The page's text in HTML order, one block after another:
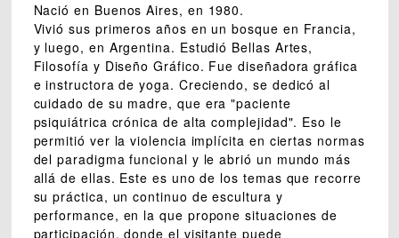
Nació en Buenos Aires, en 1980.
Vivió sus primeros años en un bosque en Francia,
y luego, en Argentina. Estudió Bellas Artes,
Filosofía y Diseño Gráfico. Fue diseñadora gráfica
e instructora de yoga. Creciendo, se dedicó al
cuidado de su madre, que era "paciente
psiquiátrica crónica de alta complejidad". Eso le
permitió ver la violencia implícita en ciertas normas
del paradigma funcional y le abrió un mundo más
allá de ellas. Este es uno de los temas que recorre
su práctica, un continuo de escultura y
performance, en la que propone situaciones de
participación, donde el visitante puede